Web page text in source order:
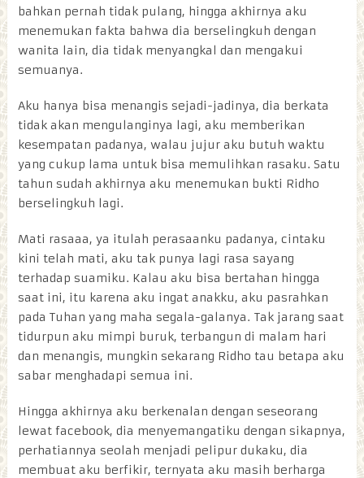
bahkan pernah tidak pulang, hingga akhirnya aku
menemukan fakta bahwa dia berselingkuh dengan
wanita lain, dia tidak menyangkal dan mengakui
semuanya.
Aku hanya bisa menangis sejadi-jadinya, dia berkata
tidak akan mengulanginya lagi, aku memberikan
kesempatan padanya, walau jujur aku butuh waktu
yang cukup lama untuk bisa memulihkan rasaku. Satu
tahun sudah akhirnya aku menemukan bukti Ridho
berselingkuh lagi.
Mati rasaaa, ya itulah perasaanku padanya, cintaku
kini telah mati, aku tak punya lagi rasa sayang
terhadap suamiku. Kalau aku bisa bertahan hingga
saat ini, itu karena aku ingat anakku, aku pasrahkan
pada Tuhan yang maha segala-galanya. Tak jarang saat
tidurpun aku mimpi buruk, terbangun di malam hari
dan menangis, mungkin sekarang Ridho tau betapa aku
sabar menghadapi semua ini.
Hingga akhirnya aku berkenalan dengan seseorang
lewat facebook, dia menyemangatiku dengan sikapnya,
perhatiannya seolah menjadi pelipur dukaku, dia
membuat aku berfikir, ternyata aku masih berharga